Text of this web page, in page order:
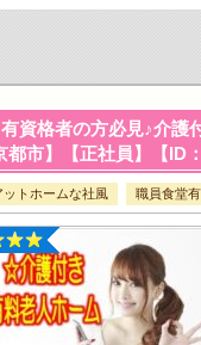
資格者の方必見♪介護
都市】【正社員】【ID
ットホームな社風 職員食堂有